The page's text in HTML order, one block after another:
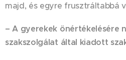
majd, és egyre frusztráltabbá
– A gyerekek önértékelésére
szakszolgálat által kiadott